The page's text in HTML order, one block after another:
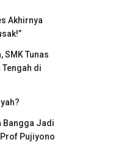
Akhirnya
SMK Tunas
di
Bangga Jadi
Pujiyono